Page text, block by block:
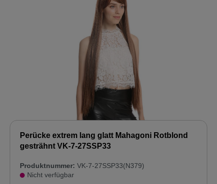
Perücke extrem lang glatt Mahagoni Rotblond
gesträhnt VK-7-27SSP33
Produktnummer: VK-7-27SSP33(N379)
Nicht verfügbar